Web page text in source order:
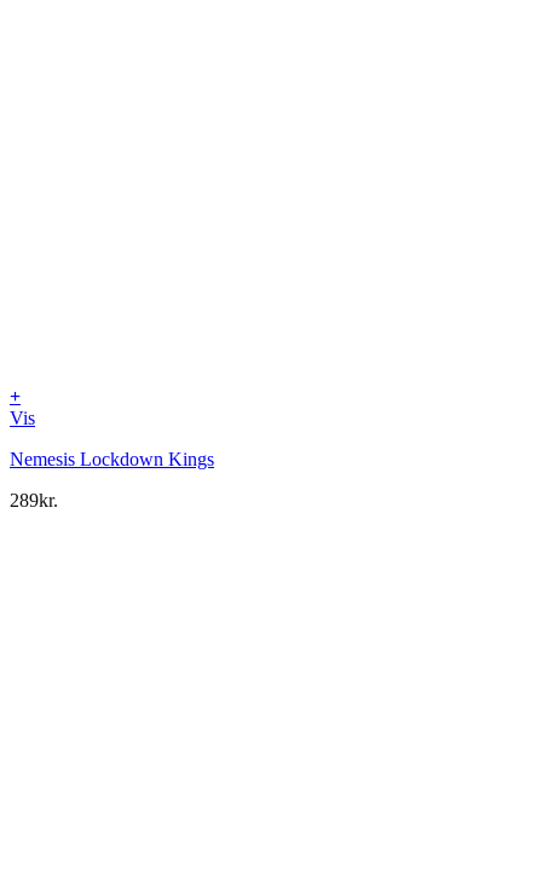
+
Vis
Nemesis Lockdown Kings
289kr.